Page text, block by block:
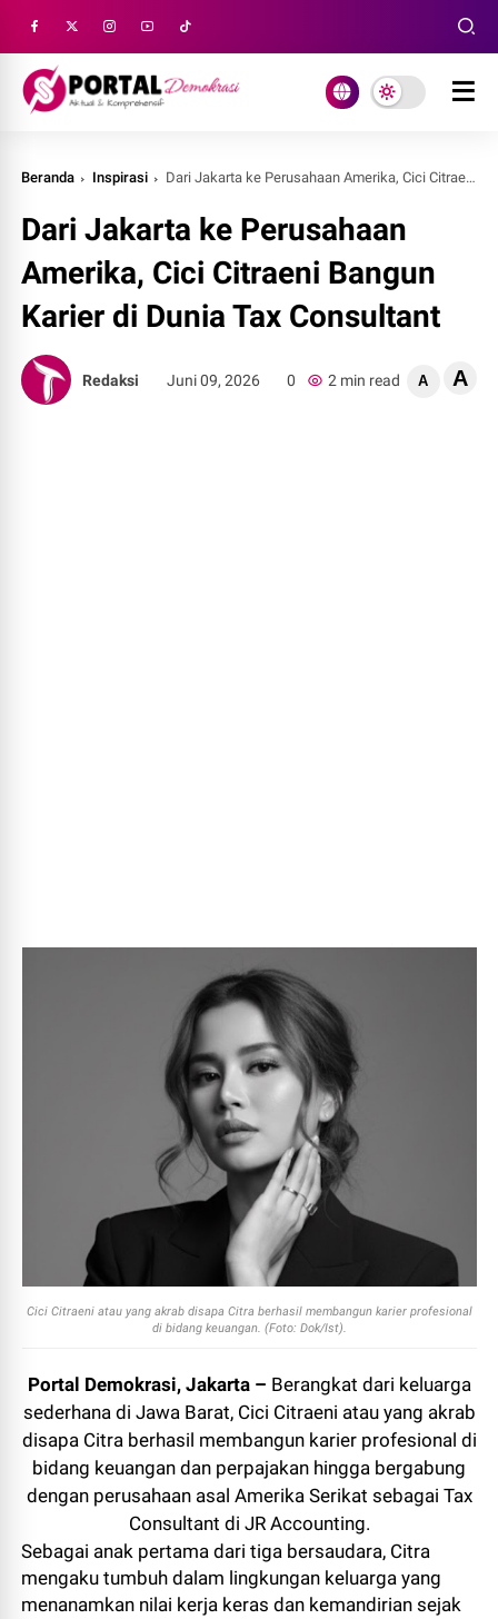
Beranda Inspirasi Dari Jakarta ke Perusahaan Amerika, Cici Citraeni Bangun Karier di Dunia Tax Consultant
Dari Jakarta ke Perusahaan
Amerika, Cici Citraeni Bangun
Karier di Dunia Tax Consultant
Redaksi Juni 09, 2026 0 2 min read A A
Cici Citraeni atau yang akrab disapa Citra berhasil membangun karier profesional
di bidang keuangan. (Foto: Dok/Ist).
Portal Demokrasi, Jakarta – Berangkat dari keluarga
sederhana di Jawa Barat, Cici Citraeni atau yang akrab
disapa Citra berhasil membangun karier profesional di
bidang keuangan dan perpajakan hingga bergabung
dengan perusahaan asal Amerika Serikat sebagai Tax
Consultant di JR Accounting.
Sebagai anak pertama dari tiga bersaudara, Citra
mengaku tumbuh dalam lingkungan keluarga yang
menanamkan nilai kerja keras dan kemandirian sejak